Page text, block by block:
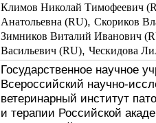
Климов Николай Тимофеевич
Анатольевна (RU), Скориков
Зимников Виталий Иванович
Васильевич (RU), Ческидова
Государственное научное
Всероссийский научно-
ветеринарный институт
и терапии Российской